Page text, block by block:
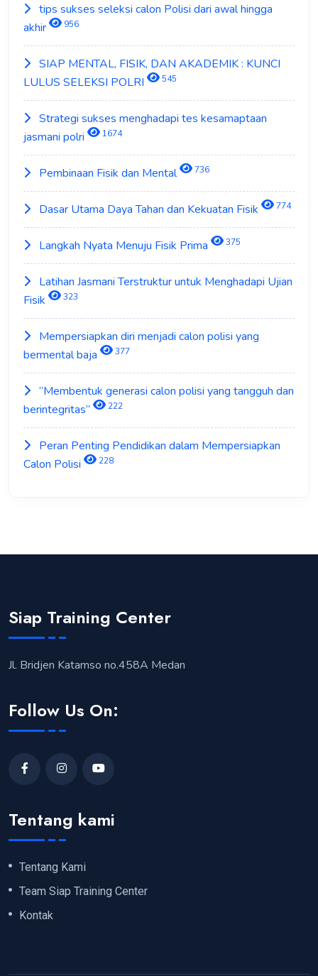
tips sukses seleksi calon Polisi dari awal hingga
akhir
956
SIAP MENTAL, FISIK, DAN AKADEMIK : KUNCI
LULUS SELEKSI POLRI
545
Strategi sukses menghadapi tes kesamaptaan
jasmani polri
1674
Pembinaan Fisik dan Mental 736
Dasar Utama Daya Tahan dan Kekuatan Fisik 774
Langkah Nyata Menuju Fisik Prima 375
Latihan Jasmani Terstruktur untuk Menghadapi Ujian
Fisik
323
Mempersiapkan diri menjadi calon polisi yang
bermental baja
377
“Membentuk generasi calon polisi yang tangguh dan
berintegritas”
222
Peran Penting Pendidikan dalam Mempersiapkan
Calon Polisi
228
Siap Training Center
Jl. Bridjen Katamso no.458A Medan
Follow Us On:
Tentang kami
Tentang Kami
Team Siap Training Center
Kontak